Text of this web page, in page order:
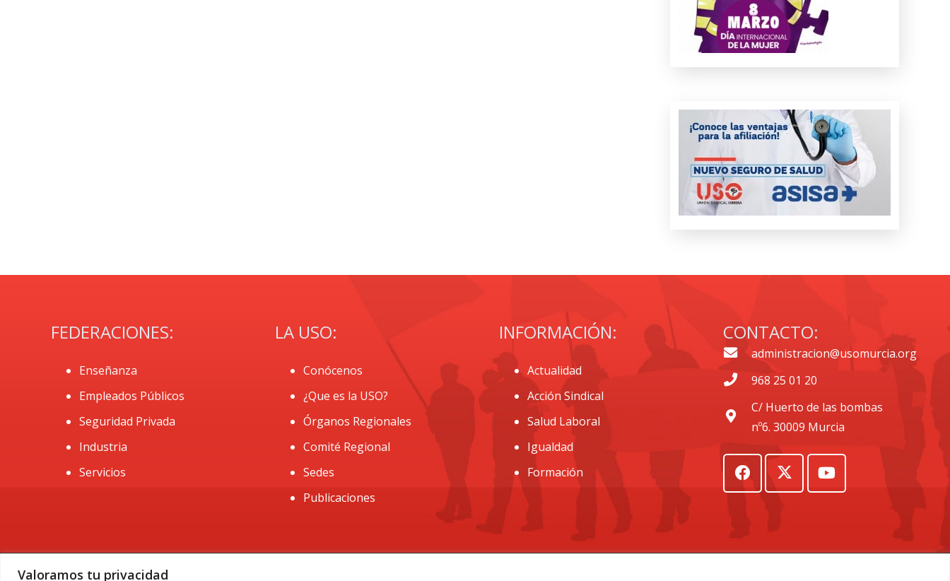
Valoramos tu privacidad
FEDERACIONES:
Enseñanza
Empleados Públicos
Seguridad Privada
Industria
Servicios
LA USO:
Conócenos
¿Que es la USO?
Órganos Regionales
Comité Regional
Sedes
Publicaciones
INFORMACIÓN:
Actualidad
Acción Sindical
Salud Laboral
Igualdad
Formación
CONTACTO:
administracion@usomurcia.org
968 25 01 20
C/ Huerto de las bombas
nº6. 30009 Murcia